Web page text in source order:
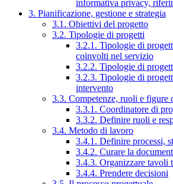
informativa privacy,
3. Pianificazione, gestione e strategia
3.1. Obiettivi del progetto
3.2. Tipologie di progetti
3.2.1. Tipologie di
coinvolti nel servizio
3.2.2. Tipologie di
3.2.3. Tipologie di
intervento
3.3. Competenze, ruoli e figure
3.3.1. Coordinatore di
3.3.2. Definire ruoli e
3.4. Metodo di lavoro
3.4.1. Definire processi,
3.4.2. Curare la
3.4.3. Organizzare tavoli
3.4.4. Prendere decisioni